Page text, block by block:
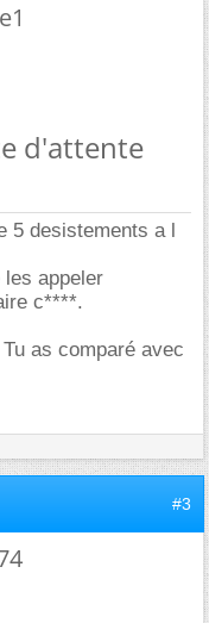
d'attente
5 desistements a l
appeler
c****.
as comparé avec
#3